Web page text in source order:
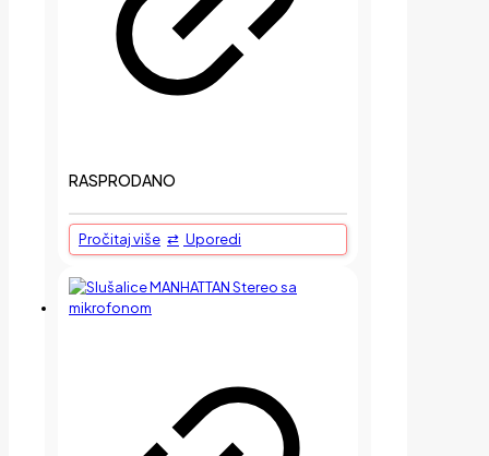
RASPRODANO
Pročitaj više Uporedi